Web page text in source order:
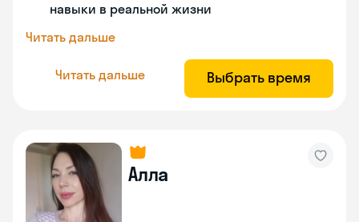
навыки в реальной жизни
Читать дальше
Читать дальше Выбрать время
Алла